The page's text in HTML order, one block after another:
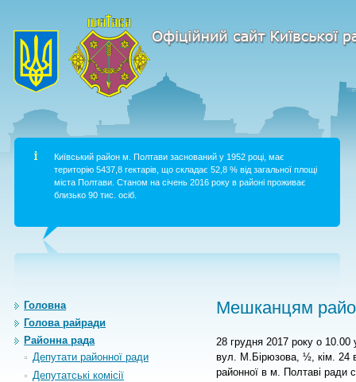
Київський район м. Полтави заснований у 1952 році, має
територію 5437,8 гектарів, що складає 52,8 % від загальної площі
міста Полтави. Станом на січень 2016 року в районі проживає
близько 90 тис. осіб.
Головна
Голова райради
Районна рада
Депутати районної ради
Депутатські комісії
Мешканцям
28 грудня 2017 року о 10.00
вул. М.Бірюзова, ½, кім. 24
районної в м. Полтаві ради